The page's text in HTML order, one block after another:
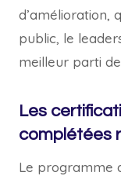
d’amélioration,
public, le
meilleur parti
Les
complétées
Le programme